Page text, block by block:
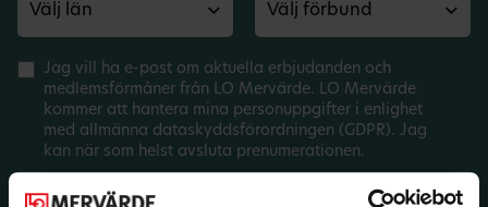
Jag vill ha e-post om aktuella erbjudanden och
medlemsförmåner från LO Mervärde. LO Mervärde
kommer att hantera mina personuppgifter i enlighet
med allmänna dataskyddsförordningen (GDPR). Jag
kan när som helst avsluta prenumerationen.